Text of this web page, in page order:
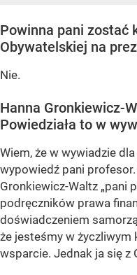
Powinna pani zostać
Obywatelskiej na
Nie.
Hanna Gronkiewicz-
Powiedziała to w
Wiem, że w wywiadzie
wypowiedź pani
Gronkiewicz-Waltz „pani
podręczników prawa
doświadczeniem
że jesteśmy w życzliwym
wsparcie. Jednak ja się z